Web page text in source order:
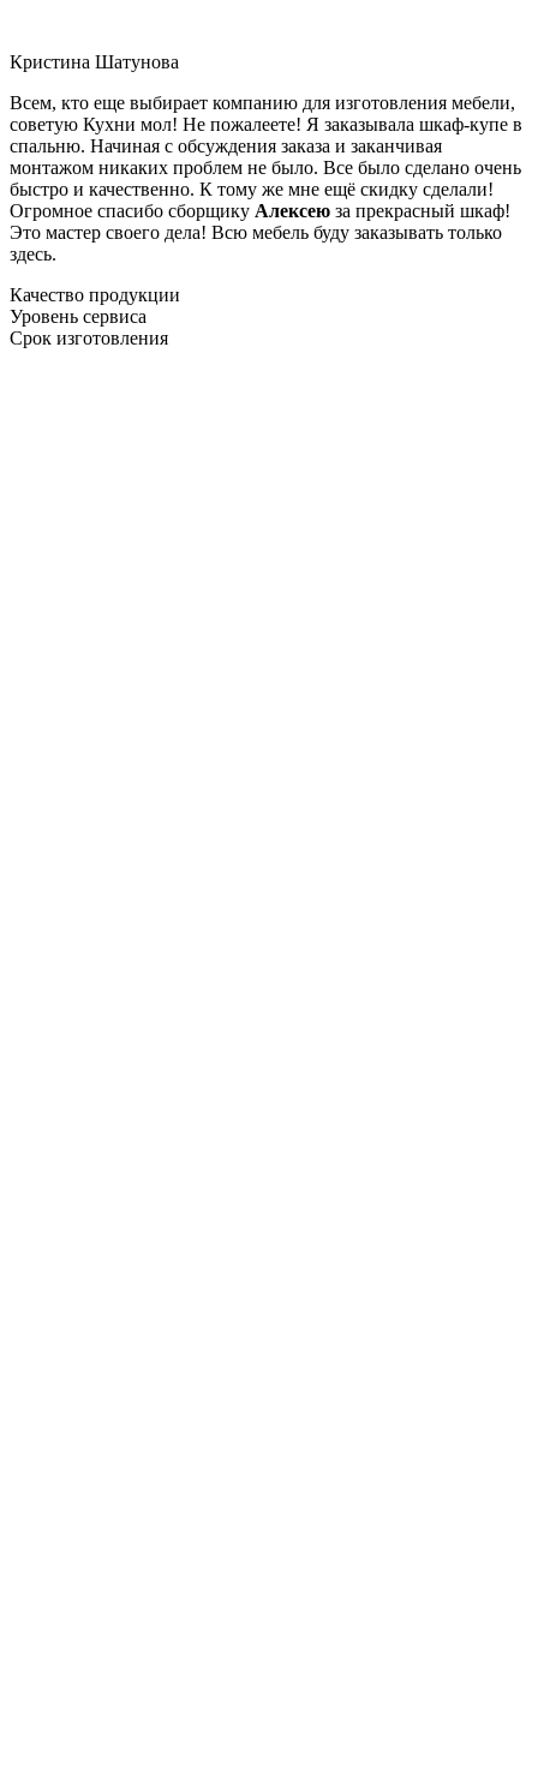
Кристина Шатунова
Всем, кто еще выбирает компанию для изготовления мебели,
советую Кухни мол! Не пожалеете! Я заказывала шкаф-купе в
спальню. Начиная с обсуждения заказа и заканчивая
монтажом никаких проблем не было. Все было сделано очень
быстро и качественно. К тому же мне ещё скидку сделали!
Огромное спасибо сборщику Алексею за прекрасный шкаф!
Это мастер своего дела! Всю мебель буду заказывать только
здесь.
Качество продукции
Уровень сервиса
Срок изготовления